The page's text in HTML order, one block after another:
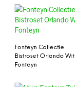
Fonteyn Collectie
Bistroset Orlando Wit
Fonteyn